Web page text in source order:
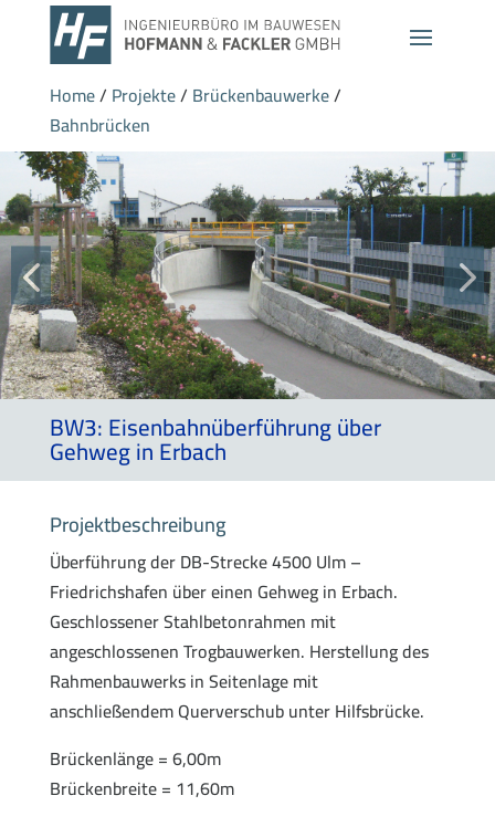
Home/ Projekte/ Brückenbauwerke/
Bahnbrücken
BW3: Eisenbahnüberführung über
Gehweg in Erbach
Projektbeschreibung
Überführung der DB-Strecke 4500 Ulm –
Friedrichshafen über einen Gehweg in Erbach.
Geschlossener Stahlbetonrahmen mit
angeschlossenen Trogbauwerken. Herstellung des
Rahmenbauwerks in Seitenlage mit
anschließendem Querverschub unter Hilfsbrücke.
Brückenlänge = 6,00m
Brückenbreite = 11,60m